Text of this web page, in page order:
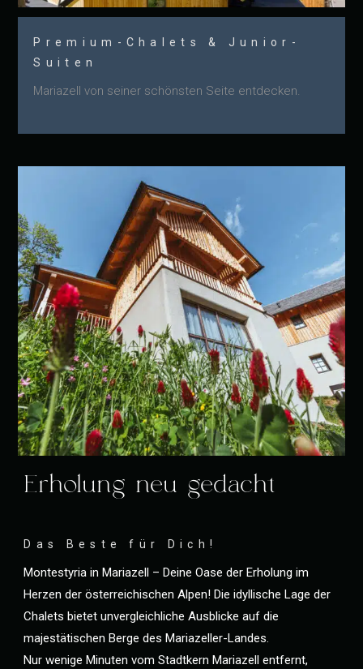
Premium-Chalets & Junior-
Suiten
Mariazell von seiner schönsten Seite entdecken.
Erholung neu gedacht
Das Beste für Dich!
Montestyria in Mariazell – Deine Oase der Erholung im
Herzen der österreichischen Alpen! Die idyllische Lage der
Chalets bietet unvergleichliche Ausblicke auf die
majestätischen Berge des Mariazeller-Landes.
Nur wenige Minuten vom Stadtkern Mariazell entfernt,